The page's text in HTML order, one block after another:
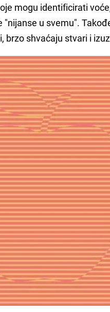
mogu identificirati
"nijanse u svemu".
shvaćaju stvari i